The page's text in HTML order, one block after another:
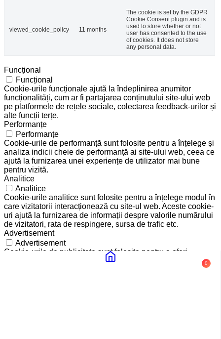
viewed_cookie_policy 11 months
The cookie is set by the GDPR
Cookie Consent plugin and is
used to store whether or not
user has consented to the use
of cookies. It does not store
any personal data.
Funcțional
Funcțional
Cookie-urile funcționale ajută la îndeplinirea anumitor
funcționalități, cum ar fi partajarea conținutului site-ului web
pe platformele de rețele sociale, colectarea feedback-urilor și
alte funcții terțe.
Performanțe
Performanțe
Cookie-urile de performanță sunt folosite pentru a înțelege și
analiza indicii cheie de performanță ai site-ului web, ceea ce
ajută la furnizarea unei experiențe de utilizator mai bune
pentru vizită.
Analitice
Analitice
Cookie-urile analitice sunt folosite pentru a înțelege modul în
care vizitatorii interacționează cu site-ul web. Aceste cookie-
uri ajută la furnizarea de informații despre valorile numărului
de vizitatori, rata de respingere, sursa de trafic etc.
Advertisement
Advertisement
Cookie-urile de publicitate sunt folosite pentru a oferi
vizitatorilor reclame relevante și campanii de marketing.
Aceste module cookie urmăresc vizitatorii pe site-uri web și
0